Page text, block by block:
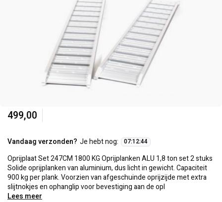
499,00
Vandaag verzonden? Je hebt nog: 07:12:44
Oprijplaat Set 247CM 1800 KG Oprijplanken ALU 1,8 ton set 2 stuks
Solide oprijplanken van aluminium, dus licht in gewicht. Capaciteit
900 kg per plank. Voorzien van afgeschuinde oprijzijde met extra
slijtnokjes en ophanglip voor bevestiging aan de opl
Lees meer